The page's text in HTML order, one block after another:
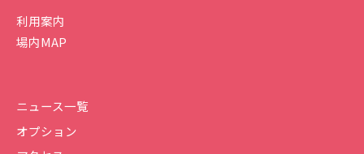
利用案内
場内MAP
ニュース一覧
オプション